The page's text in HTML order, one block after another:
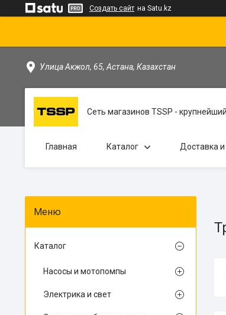
Создать сайт на Satu.kz
Улица Акжол, 65, Астана, Казахстан
Сеть магазинов TSSP -
Главная Каталог Доставка
Каталог
Насосы и мотопомпы
Электрика и свет